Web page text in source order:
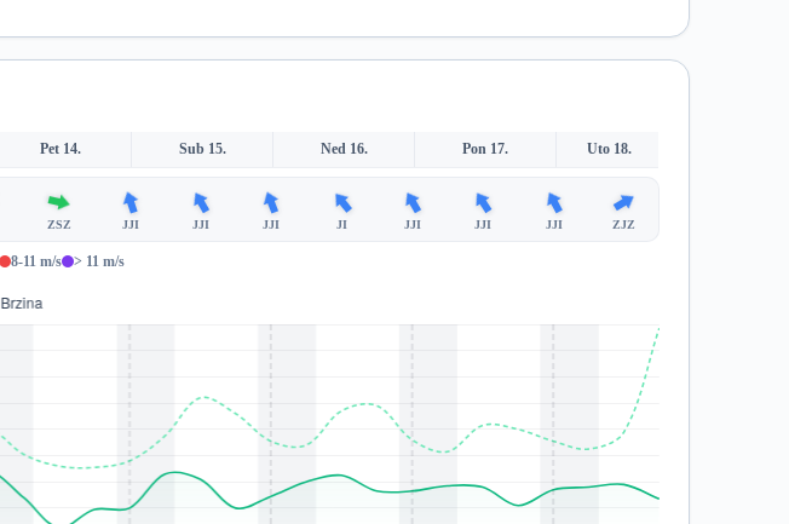
Pet 14. Sub 15. Ned 16. Pon 17. Uto 18.
ZSZ JJI JJI JJI JI JJI JJI JJI ZJZ
8-11 m/s > 11 m/s